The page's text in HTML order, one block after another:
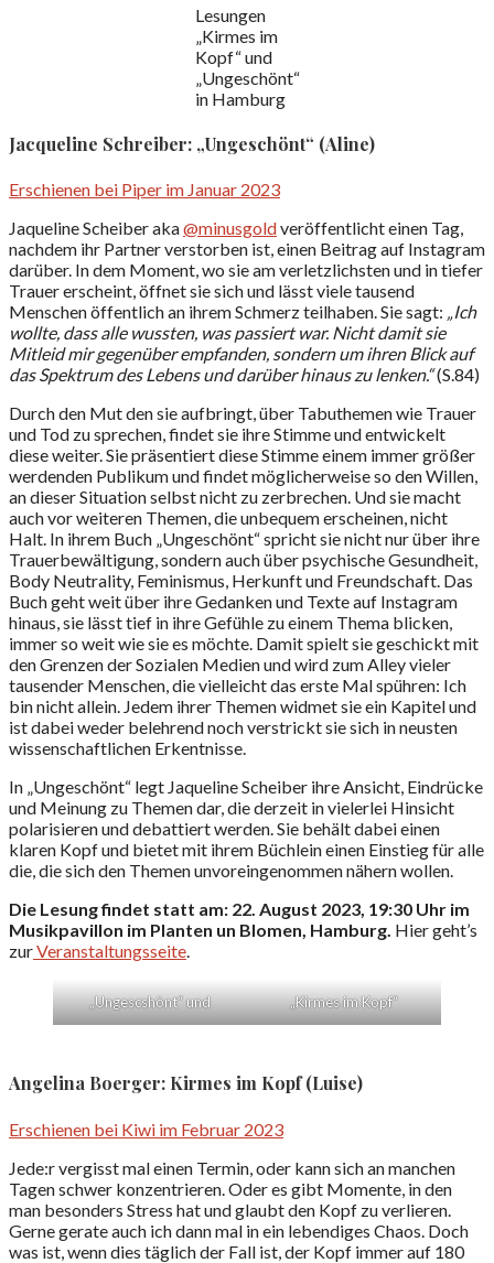
Lesungen
„Kirmes im
Kopf“ und
„Ungeschönt“
in Hamburg
Jacqueline Schreiber: „Ungeschönt“ (Aline)
Erschienen bei Piper im Januar 2023
Jaqueline Scheiber aka@minusgoldveröffentlicht einen Tag,
nachdem ihr Partner verstorben ist, einen Beitrag auf Instagram
darüber. In dem Moment, wo sie am verletzlichsten und in tiefer
Trauer erscheint, öffnet sie sich und lässt viele tausend
Menschen öffentlich an ihrem Schmerz teilhaben. Sie sagt: „Ich
wollte, dass alle wussten, was passiert war. Nicht damit sie
Mitleid mir gegenüber empfanden, sondern um ihren Blick auf
das Spektrum des Lebens und darüber hinaus zu lenken.“(S.84)
Durch den Mut den sie aufbringt, über Tabuthemen wie Trauer
und Tod zu sprechen, findet sie ihre Stimme und entwickelt
diese weiter. Sie präsentiert diese Stimme einem immer größer
werdenden Publikum und findet möglicherweise so den Willen,
an dieser Situation selbst nicht zu zerbrechen. Und sie macht
auch vor weiteren Themen, die unbequem erscheinen, nicht
Halt. In ihrem Buch „Ungeschönt“ spricht sie nicht nur über ihre
Trauerbewältigung, sondern auch über psychische Gesundheit,
Body Neutrality, Feminismus, Herkunft und Freundschaft. Das
Buch geht weit über ihre Gedanken und Texte auf Instagram
hinaus, sie lässt tief in ihre Gefühle zu einem Thema blicken,
immer so weit wie sie es möchte. Damit spielt sie geschickt mit
den Grenzen der Sozialen Medien und wird zum Alley vieler
tausender Menschen, die vielleicht das erste Mal spühren: Ich
bin nicht allein. Jedem ihrer Themen widmet sie ein Kapitel und
ist dabei weder belehrend noch verstrickt sie sich in neusten
wissenschaftlichen Erkentnisse.
In „Ungeschönt“ legt Jaqueline Scheiber ihre Ansicht, Eindrücke
und Meinung zu Themen dar, die derzeit in vielerlei Hinsicht
polarisieren und debattiert werden. Sie behält dabei einen
klaren Kopf und bietet mit ihrem Büchlein einen Einstieg für alle
die, die sich den Themen unvoreingenommen nähern wollen.
Die Lesung findet statt am: 22. August 2023, 19:30 Uhr im
Musikpavillon im Planten un Blomen, Hamburg. Hier geht’s
zurVeranstaltungsseite.
„Ungescshönt“ und „Kirmes im Kopf“
Angelina Boerger: Kirmes im Kopf (Luise)
Erschienen bei Kiwi im Februar 2023
Jede:r vergisst mal einen Termin, oder kann sich an manchen
Tagen schwer konzentrieren. Oder es gibt Momente, in den
man besonders Stress hat und glaubt den Kopf zu verlieren.
Gerne gerate auch ich dann mal in ein lebendiges Chaos. Doch
was ist, wenn dies täglich der Fall ist, der Kopf immer auf 180